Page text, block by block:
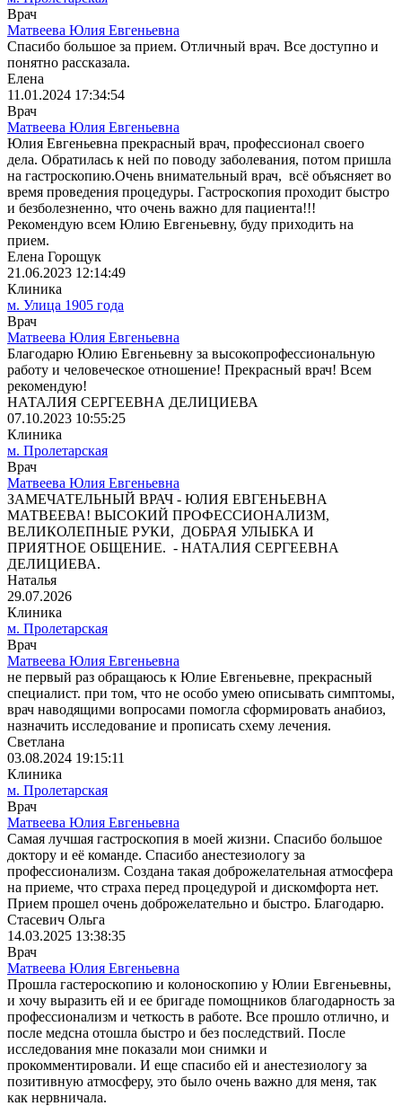
Врач
Матвеева Юлия Евгеньевна
Спасибо большое за прием. Отличный врач. Все доступно и
понятно рассказала.
Елена
11.01.2024 17:34:54
Врач
Матвеева Юлия Евгеньевна
Юлия Евгеньевна прекрасный врач, профессионал своего
дела. Обратилась к ней по поводу заболевания, потом пришла
на гастроскопию.Очень внимательный врач, всё объясняет во
время проведения процедуры. Гастроскопия проходит быстро
и безболезненно, что очень важно для пациента!!!
Рекомендую всем Юлию Евгеньевну, буду приходить на
прием.
Елена Горощук
21.06.2023 12:14:49
Клиника
м. Улица 1905 года
Врач
Матвеева Юлия Евгеньевна
Благодарю Юлию Евгеньевну за высокопрофессиональную
работу и человеческое отношение! Прекрасный врач! Всем
рекомендую!
НАТАЛИЯ СЕРГЕЕВНА ДЕЛИЦИЕВА
07.10.2023 10:55:25
Клиника
м. Пролетарская
Врач
Матвеева Юлия Евгеньевна
ЗАМЕЧАТЕЛЬНЫЙ ВРАЧ - ЮЛИЯ ЕВГЕНЬЕВНА
МАТВЕЕВА! ВЫСОКИЙ ПРОФЕССИОНАЛИЗМ,
ВЕЛИКОЛЕПНЫЕ РУКИ, ДОБРАЯ УЛЫБКА И
ПРИЯТНОЕ ОБЩЕНИЕ. - НАТАЛИЯ СЕРГЕЕВНА
ДЕЛИЦИЕВА.
Наталья
29.07.2026
Клиника
м. Пролетарская
Врач
Матвеева Юлия Евгеньевна
не первый раз обращаюсь к Юлие Евгеньевне, прекрасный
специалист. при том, что не особо умею описывать симптомы,
врач наводящими вопросами помогла сформировать анабиоз,
назначить исследование и прописать схему лечения.
Светлана
03.08.2024 19:15:11
Клиника
м. Пролетарская
Врач
Матвеева Юлия Евгеньевна
Самая лучшая гастроскопия в моей жизни. Спасибо большое
доктору и её команде. Спасибо анестезиологу за
профессионализм. Создана такая доброжелательная атмосфера
на приеме, что страха перед процедурой и дискомфорта нет.
Прием прошел очень доброжелательно и быстро. Благодарю.
Стасевич Ольга
14.03.2025 13:38:35
Врач
Матвеева Юлия Евгеньевна
Прошла гастероскопию и колоноскопию у Юлии Евгеньевны,
и хочу выразить ей и ее бригаде помощников благодарность за
профессионализм и четкость в работе. Все прошло отлично, и
после медсна отошла быстро и без последствий. После
исследования мне показали мои снимки и
прокомментировали. И еще спасибо ей и анестезиологу за
позитивную атмосферу, это было очень важно для меня, так
как нервничала.